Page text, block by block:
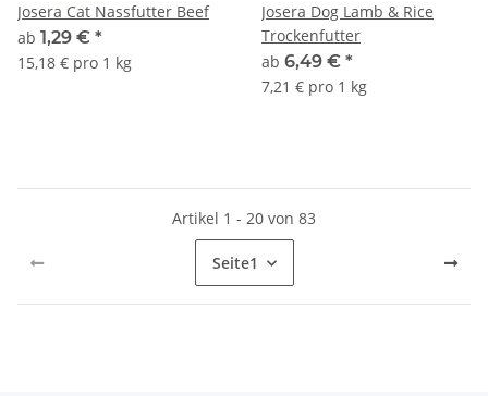
Josera Cat Nassfutter Beef
ab 1,29 € *
15,18 € pro 1 kg
Josera Dog Lamb & Rice
Trockenfutter
ab 6,49 € *
7,21 € pro 1 kg
Artikel 1 - 20 von 83
Seite1